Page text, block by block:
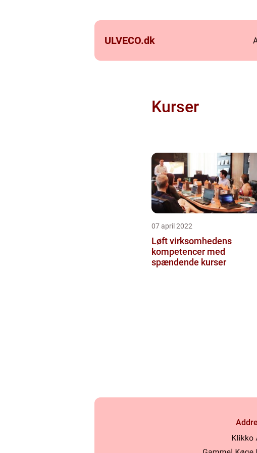
ULVECO.dk
Kurser
07 april 2022
Løft virksomhedens
kompetencer med
spændende kurser